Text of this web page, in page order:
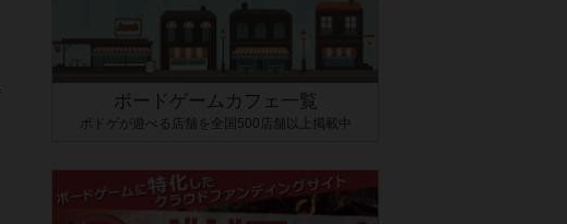
ボードゲームカフェ一覧
ボドゲが遊べる店舗を全国500店舗以上掲載中